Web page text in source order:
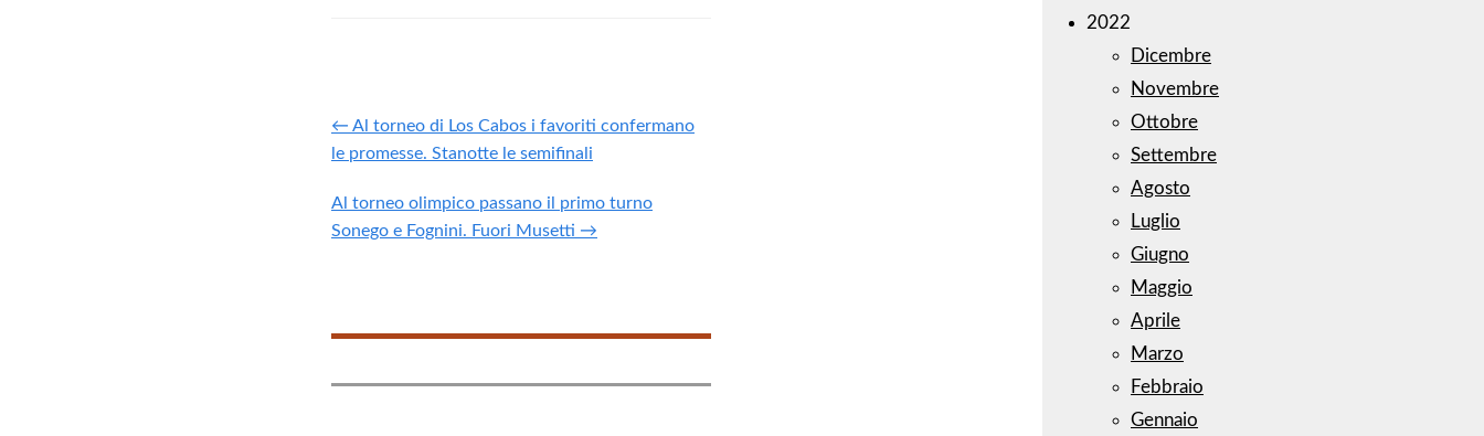
← Al torneo di Los Cabos i favoriti confermano
le promesse. Stanotte le semifinali
Al torneo olimpico passano il primo turno
Sonego e Fognini. Fuori Musetti →
2022
Dicembre
Novembre
Ottobre
Settembre
Agosto
Luglio
Giugno
Maggio
Aprile
Marzo
Febbraio
Gennaio